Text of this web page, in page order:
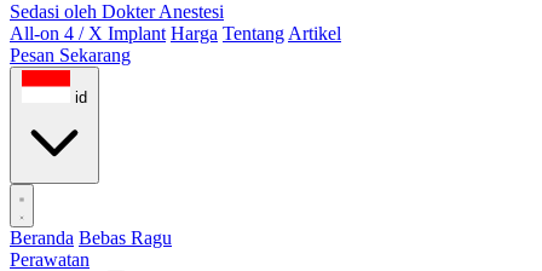
Sedasi oleh Dokter Anestesi
All-on 4 / X Implant Harga Tentang Artikel
Pesan Sekarang
id
Beranda Bebas Ragu
Perawatan